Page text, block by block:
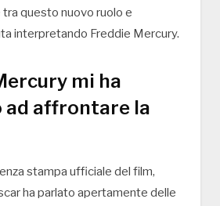
questo nuovo ruolo e
interpretando Freddie Mercury.
mi ha
ad affrontare la
stampa ufficiale del film,
ha parlato apertamente delle